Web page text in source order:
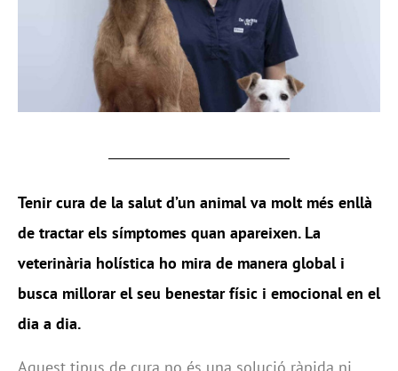
Tenir cura de la salut d’un animal va molt més enllà
de tractar els símptomes quan apareixen. La
veterinària holística ho mira de manera global i
busca millorar el seu benestar físic i emocional en el
dia a dia.
Aquest tipus de cura no és una solució ràpida ni